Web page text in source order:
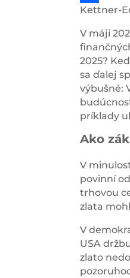
Link
Share
Kettner-
V máji
2025?
sa ďalej
výbušné:
príklady
Ako
V
povinní
trhovou
zlata
V
USA
zlato